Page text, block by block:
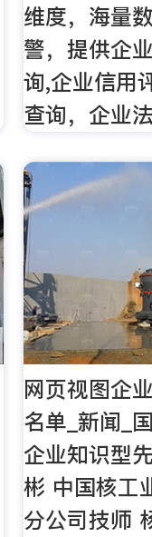
维度，海量
警，提供企
询,企业信用
查询，企业
网页视图企
名单_新闻_
企业知识型
彬 中国核工
分公司技师